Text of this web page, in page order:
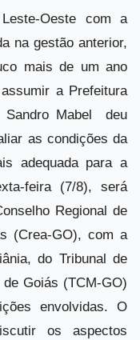
Oeste com a
na gestão anterior,
mais de um ano
a Prefeitura
Sandro Mabel deu
as condições da
adequada para a
feira (7/8), será
Regional de
(Crea-GO), com a
do Tribunal de
Goiás (TCM-GO)
envolvidas. O
os aspectos